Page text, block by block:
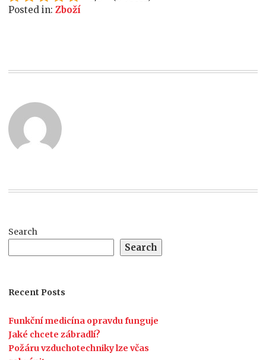
Posted in:Zboží
Search
Search
Recent Posts
Funkční medicína opravdu funguje
Jaké chcete zábradlí?
Požáru vzduchotechniky lze včas